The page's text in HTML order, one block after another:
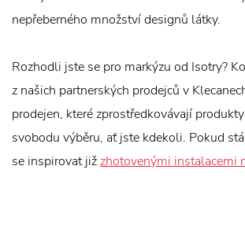
nepřeberného množství designů látky.
Rozhodli jste se pro markýzu od Isotry?
z našich partnerských prodejců v
prodejen, které zprostředkovávají
svobodu výběru, ať jste kdekoli. Pokud
se inspirovat již zhotovenými instalacemi